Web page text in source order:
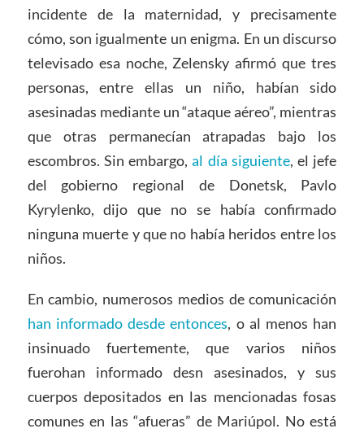
incidente de la maternidad, y precisamente
cómo, son igualmente un enigma. En un discurso
televisado esa noche, Zelensky afirmó que tres
personas, entre ellas un niño, habían sido
asesinadas mediante un “ataque aéreo”, mientras
que otras permanecían atrapadas bajo los
escombros. Sin embargo,al día siguiente, el jefe
del gobierno regional de Donetsk, Pavlo
Kyrylenko, dijo que no se había confirmado
ninguna muerte y que no había heridos entre los
niños.
En cambio, numerosos medios de comunicación
han informado desde entonces, o al menos han
insinuado fuertemente, que varios niños
fuerohan informado desn asesinados, y sus
cuerpos depositados en las mencionadas fosas
comunes en las “afueras” de Mariúpol. No está